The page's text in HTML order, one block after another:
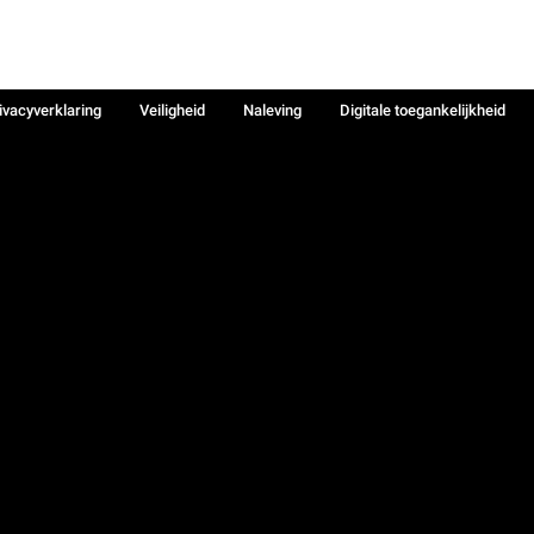
Veiligheid Naleving
Digitale toegankelijkheid